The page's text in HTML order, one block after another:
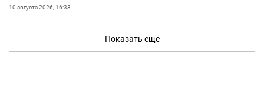
10 августа 2026, 16:33
Показать ещё